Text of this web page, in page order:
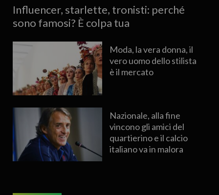
Influencer, starlette, tronisti: perché
sono famosi? È colpa tua
Moda, la vera donna, il
vero uomo dello stilista
è il mercato
Nazionale, alla fine
vincono gli amici del
quartierino e il calcio
italiano va in malora